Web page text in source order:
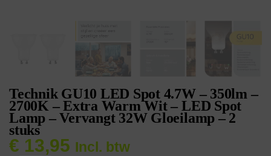
Technik GU10 LED Spot 4.7W – 350lm –
2700K – Extra Warm Wit – LED Spot
Lamp – Vervangt 32W Gloeilamp – 2
stuks
€ 13,95 Incl. btw